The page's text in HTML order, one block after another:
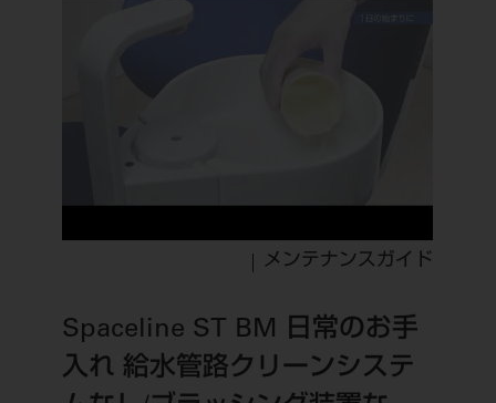
メンテナンスガイド
Spaceline ST BM 日常のお手
入れ 給水管路クリーンシステ